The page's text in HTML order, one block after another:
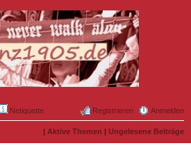
Netiquette Anmelden
Registrieren
| Aktive Themen | Ungelesene Beiträge